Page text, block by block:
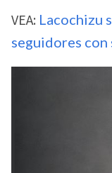
VEA: Lacochizu
seguidores